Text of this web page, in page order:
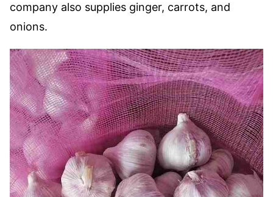
company also supplies ginger, carrots, and
onions.